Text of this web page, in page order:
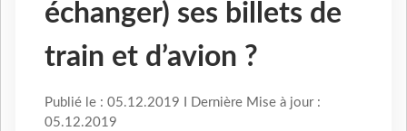
échanger) ses billets de
train et d’avion ?
Publié le : 05.12.2019 I Dernière Mise à jour :
05.12.2019